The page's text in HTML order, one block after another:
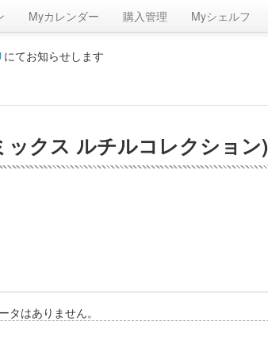
Myカレンダー 購入管理 Myシェルフ
にてお知らせします
クス ルチルコレクション)
タはありません。